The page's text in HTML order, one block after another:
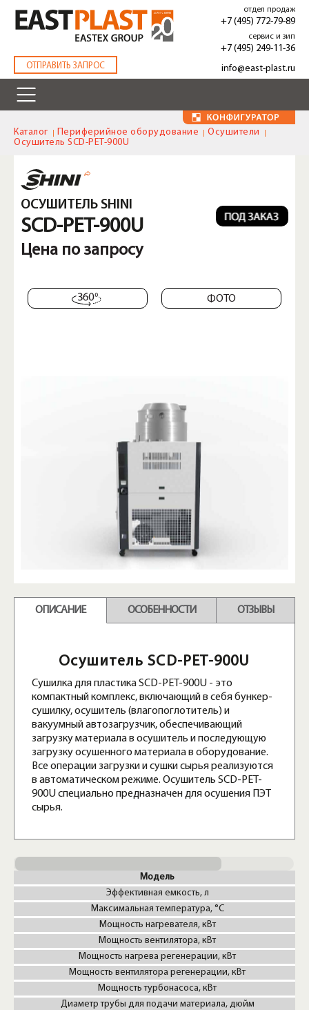
основному
содержанию
ОТПРАВИТЬ ЗАПРОС
отдел продаж
+7 (495) 772-79-89
сервис и зип
+7 (495) 249-11-36
info@east-plast.ru
Каталог Периферийное оборудование
Осушители
Осушитель SCD-PET-900U
ОСУШИТЕЛЬ SHINI
SCD-PET-900U
Цена по запросу
ФОТО
ОПИСАНИЕ ОСОБЕННОСТИ ОТЗЫВЫ
Осушитель SCD-PET-900U
Сушилка для пластика SCD-PET-900U - это
компактный комплекс, включающий в себя бункер-
сушилку, осушитель (влагопоглотитель) и
вакуумный автозагрузчик, обеспечивающий
загрузку материала в осушитель и последующую
загрузку осушенного материала в оборудование.
Все операции загрузки и сушки сырья реализуются
в автоматическом режиме. Осушитель SCD-PET-
900U специально предназначен для осушения ПЭТ
сырья.
Модель
Эффективная емкость, л
Максимальная температура, °C
Мощность нагревателя, кВт
Мощность вентилятора, кВт
Мощность нагрева регенерации, кВт
Мощность вентилятора регенерации, кВт
Мощность турбонасоса, кВт
Диаметр трубы для подачи материала, дюйм